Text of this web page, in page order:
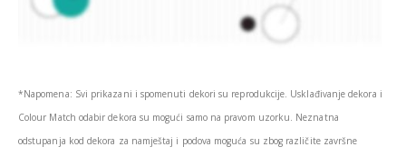
*Napomena: Svi prikazani i spomenuti dekori su reprodukcije. Usklađivanje dekora i
Colour Match odabir dekora su mogući samo na pravom uzorku. Neznatna
odstupanja kod dekora za namještaj i podova moguća su zbog različite završne